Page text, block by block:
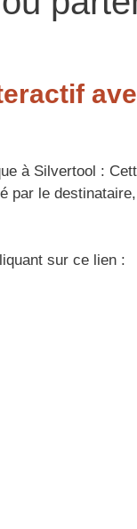
à Silvertool :
par le
sur ce lien :